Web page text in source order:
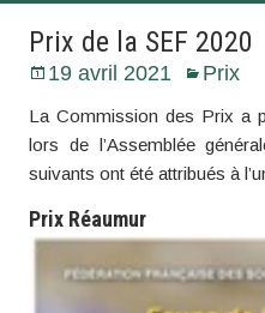
Prix de la SEF 2020
19 avril 2021 Prix
La Commission des Prix a
lors de l’Assemblée
suivants ont été attribués à
Prix Réaumur